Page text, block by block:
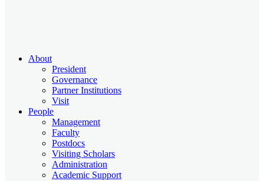
About
President
Governance
Partner Institutions
Visit
People
Management
Faculty
Postdocs
Visiting Scholars
Administration
Academic Support